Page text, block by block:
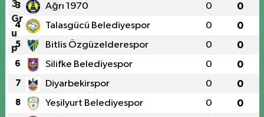
3 Ağrı 1970 0 0
4 Talasgücü Belediyespor 0 0
5 Bitlis Özgüzelderespor 0 0
6 Silifke Belediyespor 0 0
7 Diyarbekirspor 0 0
8 Yeşilyurt Belediyespor 0 0